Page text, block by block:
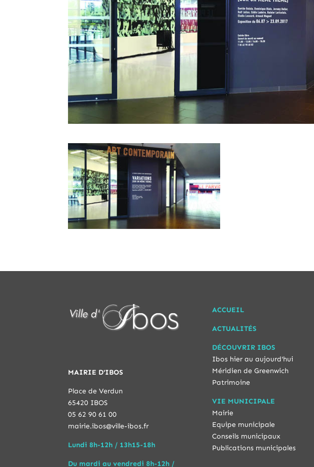
MAIRIE D'IBOS
Place de Verdun
65420 IBOS
05 62 90 61 00
mairie.ibos@ville-ibos.fr
Lundi 8h-12h / 13h15-18h
Du mardi au vendredi 8h-12h /
ACCUEIL
ACTUALITÉS
DÉCOUVRIR IBOS
Ibos hier au aujourd'hui
Méridien de Greenwich
Patrimoine
VIE MUNICIPALE
Mairie
Equipe municipale
Conseils municipaux
Publications municipales